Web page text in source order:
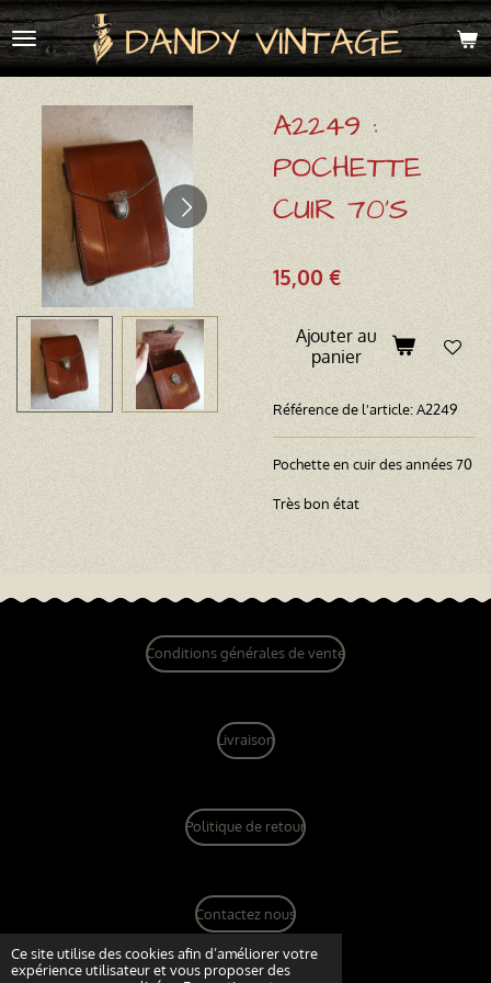
Ce site utilise des cookies afin d’améliorer votre
expérience utilisateur et vous proposer des
Passer
au
contenu
DANDY VINTAGE
A2249 :
POCHETTE
CUIR 70'S
15,00 €
Ajouter au
panier
Référence de l'article:A2249
Pochette en cuir des années 70
Très bon état
Conditions générales de vente
Livraison
Politique de retour
Contactez nous
© 2022 - 2026 dandy vintage boutique
Propulsé parWebador